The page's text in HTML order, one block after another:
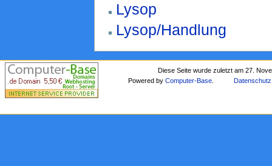
Lysop
Lysop/Handlung
Diese Seite wurde zuletzt am 27.
Powered byComputer-Base Datenschutz